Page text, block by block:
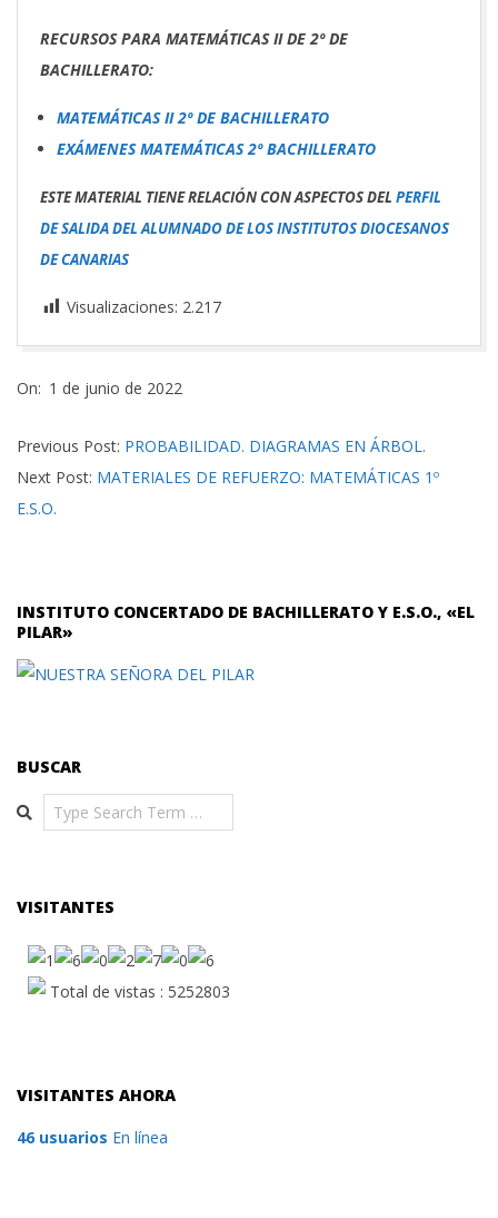
RECURSOS PARA MATEMÁTICAS II DE 2º DE
BACHILLERATO:
MATEMÁTICAS II 2º DE BACHILLERATO
EXÁMENES MATEMÁTICAS 2º BACHILLERATO
ESTE MATERIAL TIENE RELACIÓN CON ASPECTOS DEL PERFIL
DE SALIDA DEL ALUMNADO DE LOS INSTITUTOS DIOCESANOS
DE CANARIAS
Visualizaciones: 2.217
06-
On: 1 de junio de 2022
Previous Post: PROBABILIDAD. DIAGRAMAS EN ÁRBOL.
Next Post: MATERIALES DE REFUERZO: MATEMÁTICAS 1º
E.S.O.
INSTITUTO CONCERTADO DE BACHILLERATO Y E.S.O., «EL
PILAR»
BUSCAR
Search
VISITANTES
Total de vistas : 5252803
VISITANTES AHORA
46 usuarios En línea